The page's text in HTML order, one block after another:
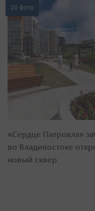
20 фото
«Сердце Патрокла»
во Владивостоке
новый сквер